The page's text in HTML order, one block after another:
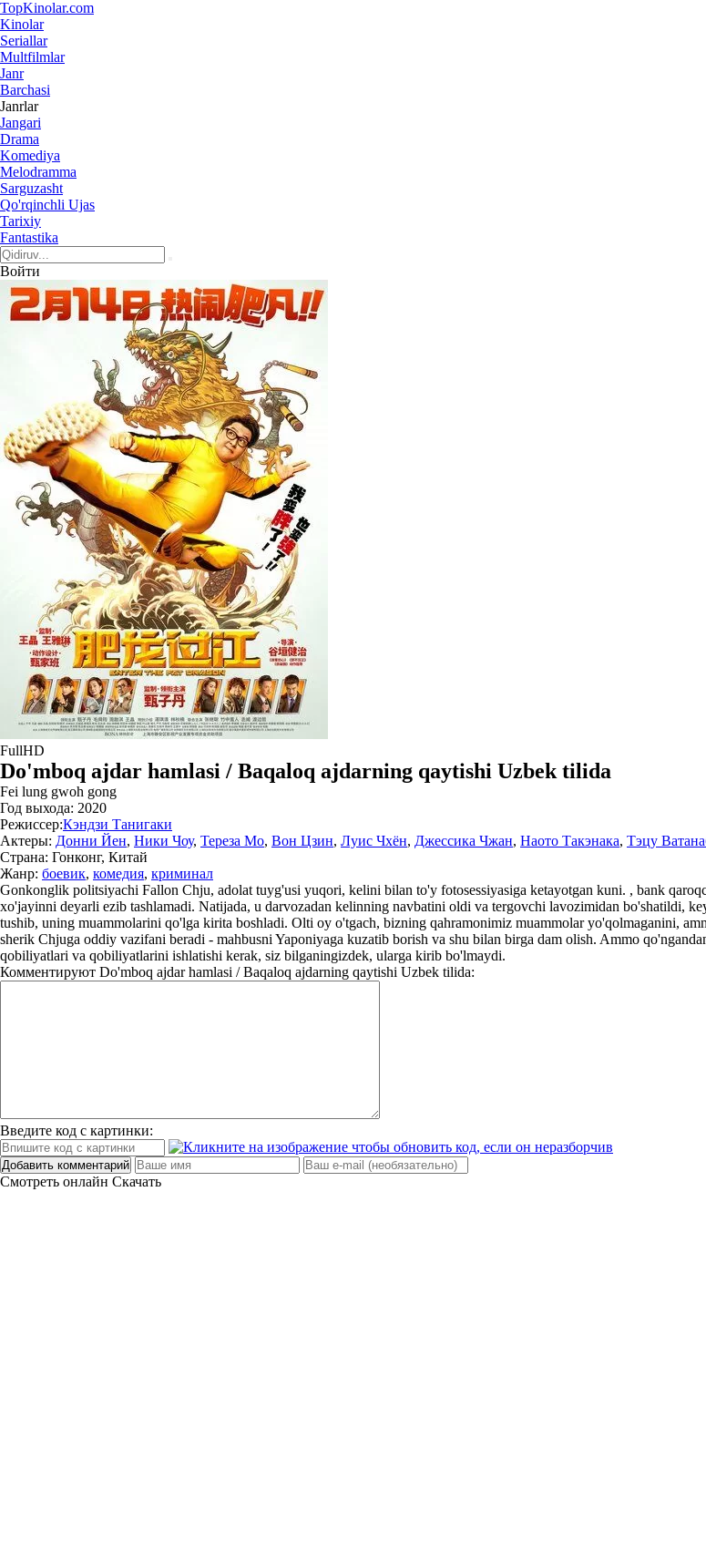
TopKinolar.com
Kinolar
Seriallar
Multfilmlar
Janr
Barchasi
Janrlar
Jangari
Drama
Komediya
Melodramma
Sarguzasht
Qo'rqinchli Ujas
Tarixiy
Fantastika
Войти
FullHD
Do'mboq ajdar hamlasi / Baqaloq ajdarning qaytishi Uzbek tilida
Fei lung gwoh gong
Год выхода: 2020
Режиссер:Кэндзи Танигаки
Актеры: Донни Йен, Ники Чоу, Тереза Мо, Вон Цзин, Луис Чхён, Джессика Чжан, Наото Такэнака, Тэцу
Страна: Гонконг, Китай
Жанр: боевик, комедия, криминал
Gonkonglik politsiyachi Fallon Chju, adolat tuyg'usi yuqori, kelini bilan to'y fotosessiyasiga ketayotgan kuni. , bank
xo'jayinni deyarli ezib tashlamadi. Natijada, u darvozadan kelinning navbatini oldi va tergovchi lavozimidan bo'shatildi,
tushib, uning muammolarini qo'lga kirita boshladi. Olti oy o'tgach, bizning qahramonimiz muammolar yo'qolmaganini,
sherik Chjuga oddiy vazifani beradi - mahbusni Yaponiyaga kuzatib borish va shu bilan birga dam olish. Ammo
qobiliyatlari va qobiliyatlarini ishlatishi kerak, siz bilganingizdek, ularga kirib bo'lmaydi.
Комментируют Do'mboq ajdar hamlasi / Baqaloq ajdarning qaytishi Uzbek tilida:
Введите код с картинки:
Добавить комментарий
Смотреть онлайн Скачать